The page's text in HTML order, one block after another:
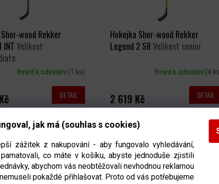
jak má (souhlas s cookies)
zážitek z nakupování - aby fungovalo vyhledávání,
co máte v košíku, abyste jednoduše zjistili
abychom vás neobtěžovali nevhodnou reklamou
pokaždé přihlašovat. Proto od vás potřebujeme
wood Rekker
INT Velikost
Ihned k odeslání (1 ks)
DETAIL
Hokejka Sher-wood Rekker
Legend 2 SR Velikost senior
Ihned k odeslání (4
2 619 Kč DETAIL